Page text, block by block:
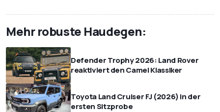
Mehr robuste Haudegen:
Defender Trophy 2026: Land Rover
reaktiviert den Camel Klassiker
Toyota Land Cruiser FJ (2026) in der
ersten Sitzprobe